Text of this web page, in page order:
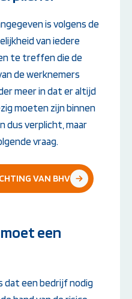
is volgens de
van iedere
te treffen die de
de werknemers
meer in dat er altijd
moeten zijn binnen
dus verplicht, maar
vraag.
VAN BHV
een
dat een bedrijf nodig